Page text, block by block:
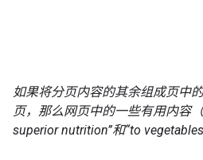
如果将分页内容的其余组成页中
页，那么网页中的一些有用内容
superior nutrition”和“to